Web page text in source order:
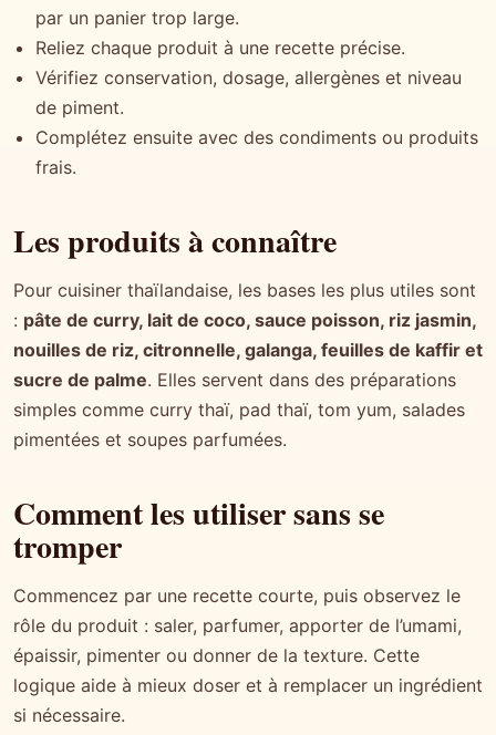
par un panier trop large.
Reliez chaque produit à une recette précise.
Vérifiez conservation, dosage, allergènes et niveau
de piment.
Complétez ensuite avec des condiments ou produits
frais.
Les produits à connaître
Pour cuisiner thaïlandaise, les bases les plus utiles sont
: pâte de curry, lait de coco, sauce poisson, riz jasmin,
nouilles de riz, citronnelle, galanga, feuilles de kaffir et
sucre de palme. Elles servent dans des préparations
simples comme curry thaï, pad thaï, tom yum, salades
pimentées et soupes parfumées.
Comment les utiliser sans se
tromper
Commencez par une recette courte, puis observez le
rôle du produit : saler, parfumer, apporter de l’umami,
épaissir, pimenter ou donner de la texture. Cette
logique aide à mieux doser et à remplacer un ingrédient
si nécessaire.